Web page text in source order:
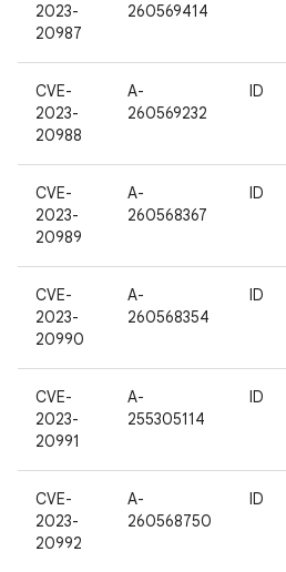
2023-
20987
260569414
CVE-
2023-
20988
A-
260569232
ID
CVE-
2023-
20989
A-
260568367
ID
CVE-
2023-
20990
A-
260568354
ID
CVE-
2023-
20991
A-
255305114
ID
CVE-
2023-
20992
A-
260568750
ID